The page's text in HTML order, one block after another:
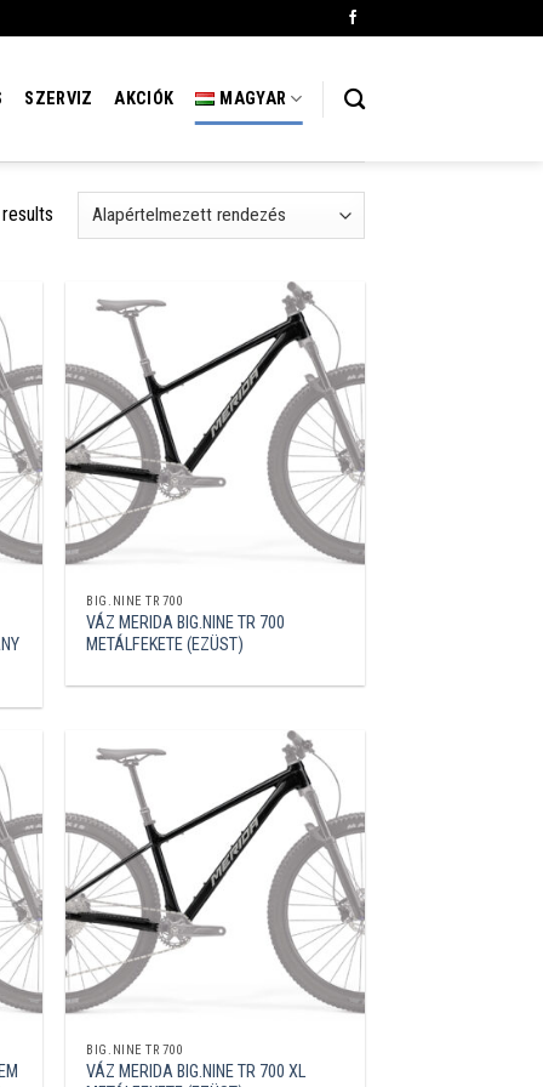
SZERVIZ AKCIÓK MAGYAR
BIG.NINE TR 700
VÁZ MERIDA BIG.NINE TR 700
METÁLFEKETE (EZÜST)
BIG.NINE TR 700
VÁZ MERIDA BIG.NINE TR 700 XL